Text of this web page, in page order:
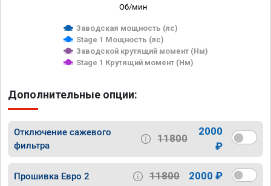
Об/мин
Заводская мощность (лс)
Stage 1 Мощность (лс)
Заводской крутящий момент (Нм)
Stage 1 Крутящий момент (Нм)
Дополнительные опции:
Отключение сажевого
фильтра
11800
2000
₽
Прошивка Евро 2 11800 2000 ₽